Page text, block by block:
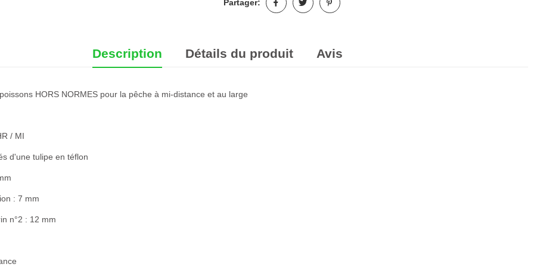
Partager:
Description Détails du produit Avis
HORS NORMES pour la pêche à mi-distance et au large
/ MI
d'une tulipe en téflon
: 7 mm
n°2 : 12 mm